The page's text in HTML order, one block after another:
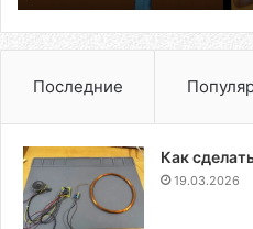
Последние
Как
19.03.2026